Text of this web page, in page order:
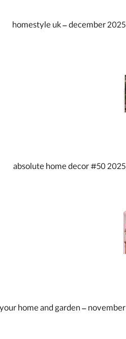
دانلود مجله your home and garden – november